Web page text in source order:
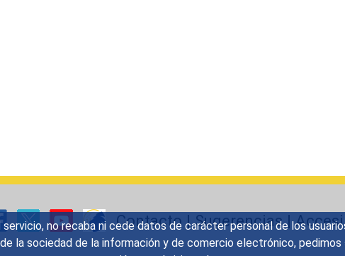
no recaba ni cede datos de carácter personal de los
la sociedad de la información y de comercio electrónico,
Contacto |Sugerencias|